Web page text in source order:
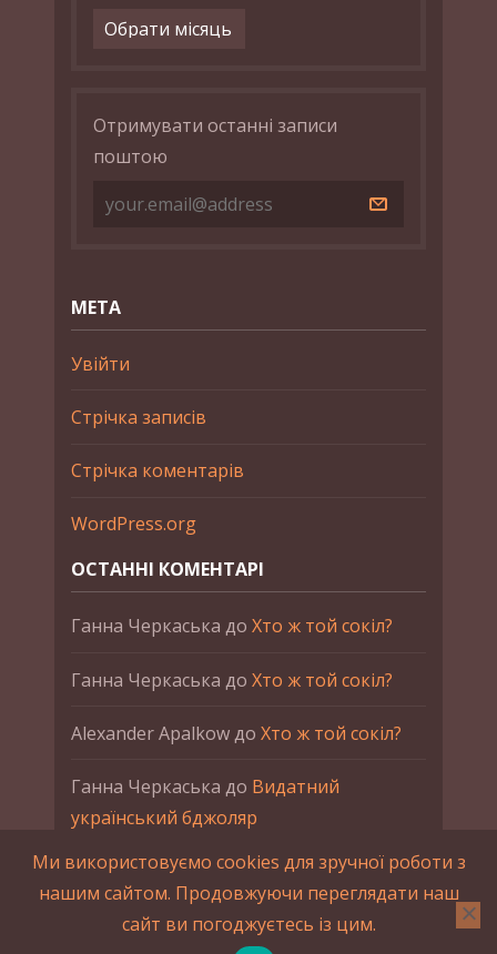
Архіви
Отримувати останні записи
поштою
МЕТА
Увійти
Стрічка записів
Стрічка коментарів
WordPress.org
ОСТАННІ КОМЕНТАРІ
Ганна Черкаська до Хто ж той сокіл?
Ганна Черкаська до Хто ж той сокіл?
Alexander Apalkowдо Хто ж той сокіл?
Ганна Черкаська до Видатний
український бджоляр
Ганна ЧеркаськадоПетро Франко
2015-2023 © UAHistory Всі права застережено.
Ми використовуємо cookies для зручної роботи з
нашим сайтом. Продовжуючи переглядати наш
сайт ви погоджуєтесь із цим.